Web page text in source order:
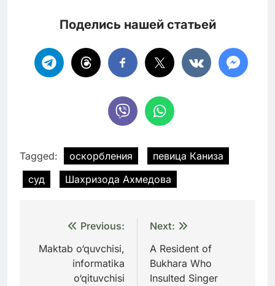
Поделись нашей статьей
Tagged: оскорбления
певица Каниза
суд
Шахризода Ахмедова
Навигация
по
записям
Previous:
Maktab o‘quvchisi,
informatika
o‘qituvchisi
Next:
A Resident of
Bukhara Who
Insulted Singer